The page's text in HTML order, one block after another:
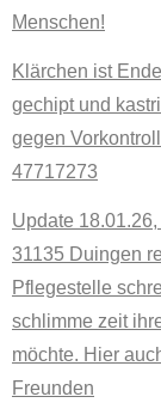
Menschen!
Klärchen ist
gechipt und
gegen
47717273
Update
31135 Duingen
Pflegestelle
schlimme zeit
möchte. Hier
Freunden